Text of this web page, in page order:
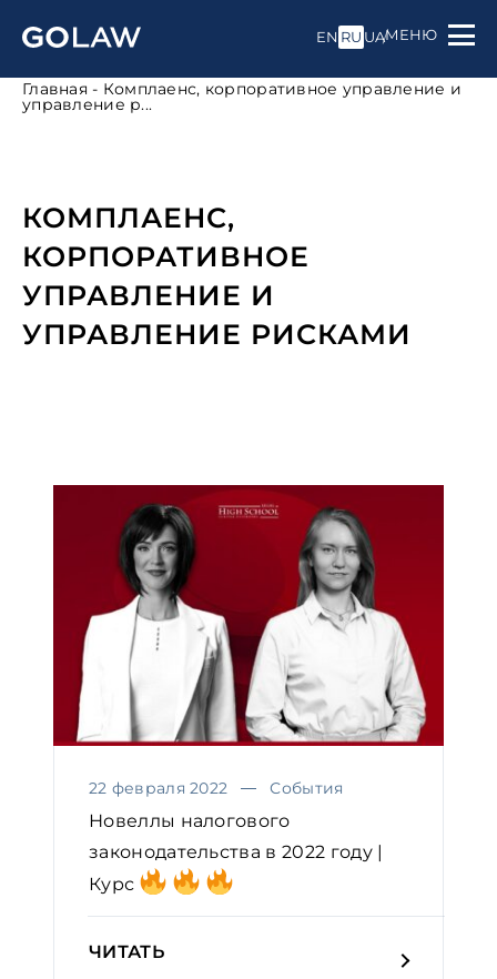
EN RU UAМЕНЮ
Главная - Комплаенс, корпоративное управление и
управление р...
КОМПЛАЕНС,
КОРПОРАТИВНОЕ
УПРАВЛЕНИЕ И
УПРАВЛЕНИЕ РИСКАМИ
22 февраля 2022 События
Новеллы налогового
законодательства в 2022 году |
Курс
ЧИТАТЬ